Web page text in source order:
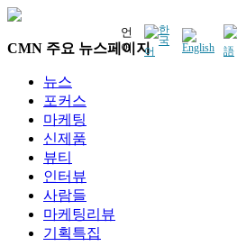
언
어
CMN 주요 뉴스페이지
뉴스
포커스
마케팅
신제품
뷰티
인터뷰
사람들
마케팅리뷰
기획특집